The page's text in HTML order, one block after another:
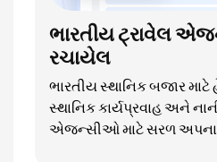
ભારતીય ટ્રાવેલ
રચાયેલ
ભારતીય સ્થાનિક બજાર માટે
સ્થાનિક કાર્યપ્રવાહ અને
એજન્સીઓ માટે સરળ